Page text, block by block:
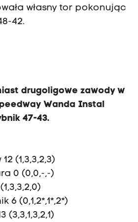
własny tor pokonując
42.
drugoligowe zawody w
Wanda Instal
47-43.
(1,3,3,2,3)
0 (0,0,-,-)
6 (0,1,2*,1*,2*)
(3,3,1,3,2,1)